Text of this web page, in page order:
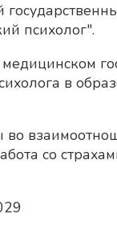
психолог".
в
со